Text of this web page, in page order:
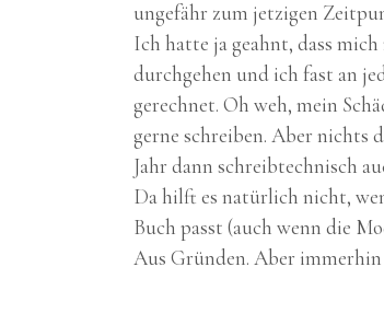
ungefähr zum jetzigen
Ich hatte ja geahnt, dass
durchgehen und ich fast an
gerechnet. Oh weh, mein
gerne schreiben. Aber nichts
Jahr dann schreibtechnisch
Da hilft es natürlich nicht,
Buch passt (auch wenn die
Aus Gründen. Aber